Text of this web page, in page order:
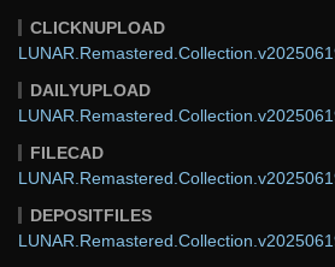
CLICKNUPLOAD
DAILYUPLOAD
FILECAD
DEPOSITFILES